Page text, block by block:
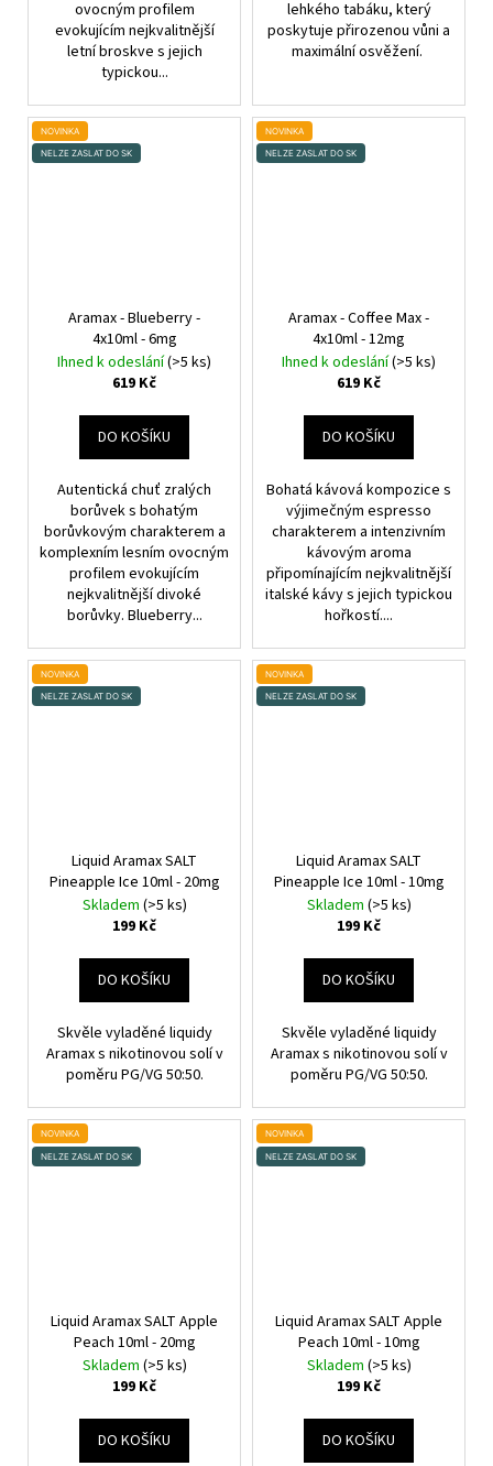
ovocným profilem
evokujícím nejkvalitnější
letní broskve s jejich
typickou...
lehkého tabáku, který
poskytuje přirozenou vůni a
maximální osvěžení.
NOVINKA
NELZE ZASLAT DO SK
Aramax - Blueberry -
4x10ml - 6mg
Ihned k odeslání(>5 ks)
619 Kč
DO KOŠÍKU
Autentická chuť zralých
borůvek s bohatým
borůvkovým charakterem a
komplexním lesním ovocným
profilem evokujícím
nejkvalitnější divoké
borůvky. Blueberry...
NOVINKA
NELZE ZASLAT DO SK
Aramax - Coffee Max -
4x10ml - 12mg
Ihned k odeslání(>5 ks)
619 Kč
DO KOŠÍKU
Bohatá kávová kompozice s
výjimečným espresso
charakterem a intenzivním
kávovým aroma
připomínajícím nejkvalitnější
italské kávy s jejich typickou
hořkostí....
NOVINKA
NELZE ZASLAT DO SK
Liquid Aramax SALT
Pineapple Ice 10ml - 20mg
Skladem (>5 ks)
199 Kč
DO KOŠÍKU
Skvěle vyladěné liquidy
Aramax s nikotinovou solí v
poměru PG/VG 50:50.
NOVINKA
NELZE ZASLAT DO SK
Liquid Aramax SALT
Pineapple Ice 10ml - 10mg
Skladem (>5 ks)
199 Kč
DO KOŠÍKU
Skvěle vyladěné liquidy
Aramax s nikotinovou solí v
poměru PG/VG 50:50.
NOVINKA
NELZE ZASLAT DO SK
Liquid Aramax SALT Apple
Peach 10ml - 20mg
Skladem (>5 ks)
199 Kč
DO KOŠÍKU
NOVINKA
NELZE ZASLAT DO SK
Liquid Aramax SALT Apple
Peach 10ml - 10mg
Skladem (>5 ks)
199 Kč
DO KOŠÍKU